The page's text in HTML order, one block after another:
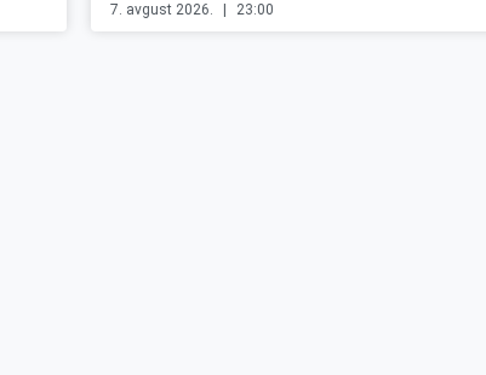
7. avgust 2026. 23:00